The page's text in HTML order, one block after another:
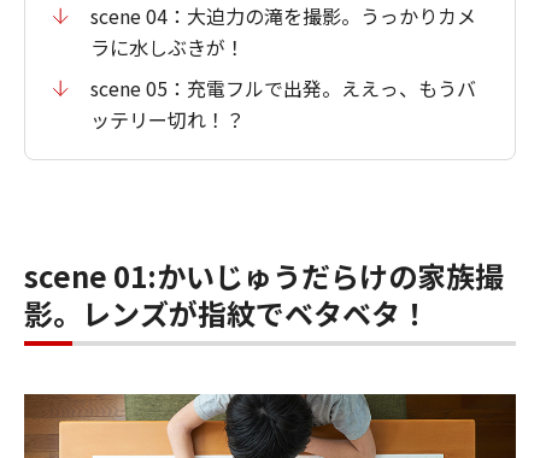
scene 04：大迫力の滝を撮影。うっかりカメ
ラに水しぶきが！
scene 05：充電フルで出発。ええっ、もうバ
ッテリー切れ！？
scene 01:かいじゅうだらけの家族撮
影。レンズが指紋でベタベタ！